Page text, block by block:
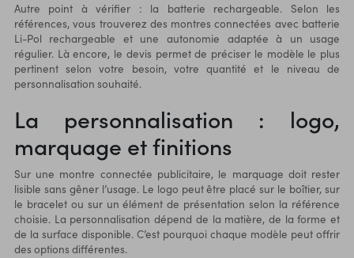
Autre point à vérifier : la batterie rechargeable. Selon les
références, vous trouverez des montres connectées avec batterie
Li-Pol rechargeable et une autonomie adaptée à un usage
régulier. Là encore, le devis permet de préciser le modèle le plus
pertinent selon votre besoin, votre quantité et le niveau de
personnalisation souhaité.
La personnalisation : logo,
marquage et finitions
Sur une montre connectée publicitaire, le marquage doit rester
lisible sans gêner l’usage. Le logo peut être placé sur le boîtier, sur
le bracelet ou sur un élément de présentation selon la référence
choisie. La personnalisation dépend de la matière, de la forme et
de la surface disponible. C’est pourquoi chaque modèle peut offrir
des options différentes.